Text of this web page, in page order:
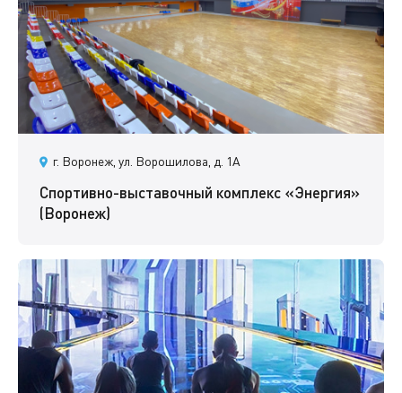
г. Воронеж, ул. Ворошилова, д. 1А
Спортивно-выставочный комплекс «Энергия»
(Воронеж)